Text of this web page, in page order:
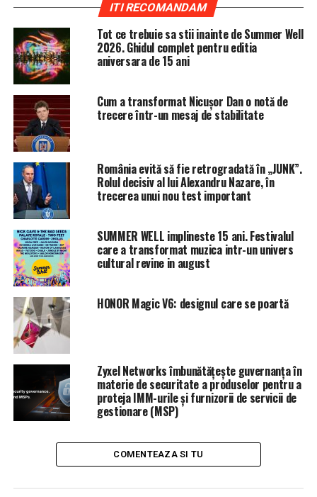
Nu se întâmpla nici pe vremea boierilor. Ce au ajuns să
facă milionarii!
ITI RECOMANDAM
Tot ce trebuie sa stii inainte de Summer Well
2026. Ghidul complet pentru editia
aniversara de 15 ani
Cum a transformat Nicușor Dan o notă de
trecere într-un mesaj de stabilitate
România evită să fie retrogradată în „JUNK”.
Rolul decisiv al lui Alexandru Nazare, în
trecerea unui nou test important
SUMMER WELL implineste 15 ani. Festivalul
care a transformat muzica intr-un univers
cultural revine in august
HONOR Magic V6: designul care se poartă
Zyxel Networks îmbunătățește guvernanța în
materie de securitate a produselor pentru a
proteja IMM-urile și furnizorii de servicii de
gestionare (MSP)
COMENTEAZA SI TU